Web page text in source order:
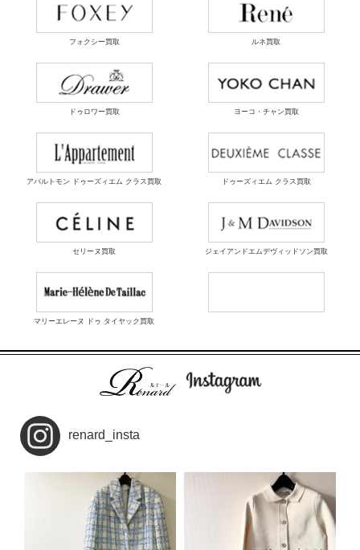
フォクシー買取 ルネ買取
ドゥロワー買取 ヨーコ・チャン買取
アパルトモン ドゥーズィエム クラス買取 ドゥーズィエム クラス買取
セリーヌ買取 ジェイアンドエムデヴィッドソン買取
マリーエレーヌ ドゥ タイヤック買取
renard_insta